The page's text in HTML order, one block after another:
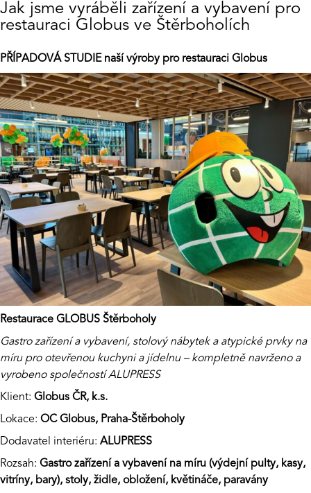
Jak jsme vyráběli zařízení a vybavení pro
restauraci Globus ve Štěrboholích
PŘÍPADOVÁ STUDIE naší výroby pro restauraci Globus
Restaurace GLOBUS Štěrboholy
Gastro zařízení a vybavení, stolový nábytek a atypické prvky na
míru pro otevřenou kuchyni a jídelnu – kompletně navrženo a
vyrobeno společnostíALUPRESS
Klient: Globus ČR, k.s.
Lokace: OC Globus, Praha-Štěrboholy
Dodavatel interiéru: ALUPRESS
Rozsah: Gastro zařízení a vybavení na míru (výdejní pulty, kasy,
vitríny, bary), stoly, židle, obložení, květináče, paravány